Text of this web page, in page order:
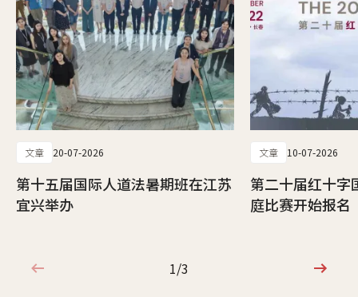
文章 20-07-2026
第十五届国际人道法暑期班在江苏
宜兴举办
文章 10-07-2026
第二十届红十字
庭比赛开始报名
1/3
1/3